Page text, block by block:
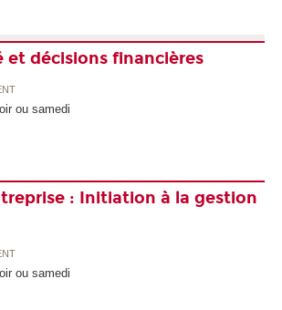
décisions financières
ou samedi
: Initiation à la gestion
ou samedi